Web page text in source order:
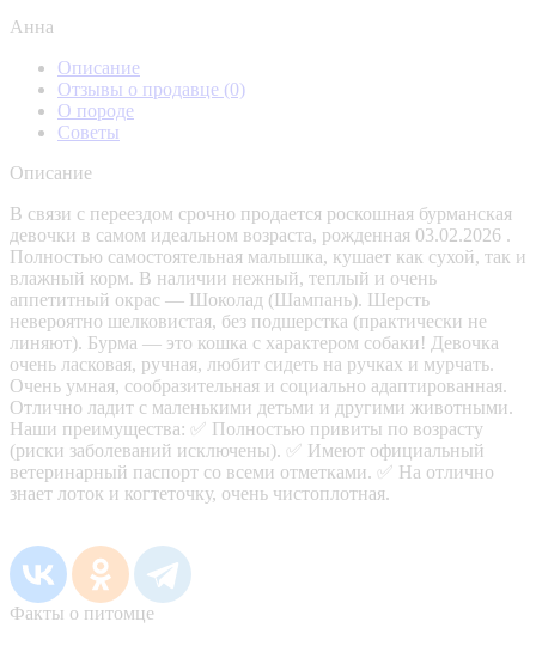
Анна
Описание
Отзывы о продавце (0)
О породе
Советы
Описание
В связи с переездом срочно продается роскошная бурманская
девочки в самом идеальном возраста, рожденная 03.02.2026 .
Полностью самостоятельная малышка, кушает как сухой, так и
влажный корм. В наличии нежный, теплый и очень
аппетитный окрас — Шоколад (Шампань). Шерсть
невероятно шелковистая, без подшерстка (практически не
линяют). Бурма — это кошка с характером собаки! Девочка
очень ласковая, ручная, любит сидеть на ручках и мурчать.
Очень умная, сообразительная и социально адаптированная.
Отлично ладит с маленькими детьми и другими животными.
Наши преимущества: ✅ Полностью привиты по возрасту
(риски заболеваний исключены). ✅ Имеют официальный
ветеринарный паспорт со всеми отметками. ✅ На отлично
знает лоток и когтеточку, очень чистоплотная.
Факты о питомце